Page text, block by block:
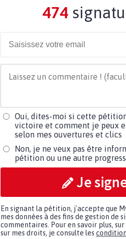
474
Oui, dites-moi si cette
victoire et comment je peux
selon mes ouvertures et clics
Non, je ne veux pas être
pétition ou une autre
Je
En signant la pétition, j'accepte que
mes données à des fins de gestion de
commentaires. Pour en savoir plus,
sur mes droits, je consulte les